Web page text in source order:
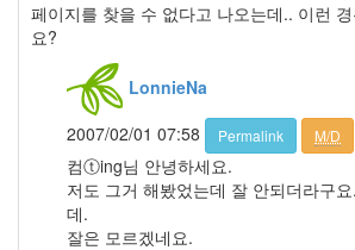
페이지를 찾을 수 없다고 나오는데.. 이런
요?
LonnieNa
2007/02/01 07:58
Permalink M/D
컴ⓣing님 안녕하세요.
저도 그거 해봤었는데 잘 안되더라구
데.
잘은 모르겠네요.
5
월
2006
2006